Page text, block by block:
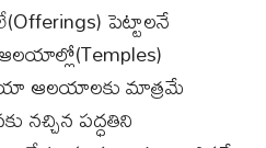
పెట్టాలనే
ఆలయాలకు మాత్రమే
పద్ధతిని